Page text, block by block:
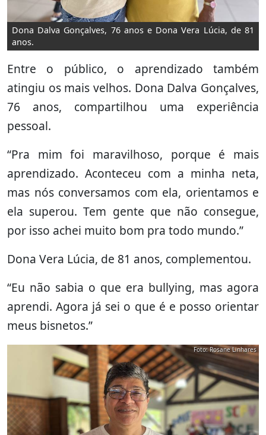
Dona Dalva Gonçalves, 76 anos e Dona Vera Lúcia, de 81
anos.
Entre o público, o aprendizado também
atingiu os mais velhos. Dona Dalva Gonçalves,
76 anos, compartilhou uma experiência
pessoal.
“Pra mim foi maravilhoso, porque é mais
aprendizado. Aconteceu com a minha neta,
mas nós conversamos com ela, orientamos e
ela superou. Tem gente que não consegue,
por isso achei muito bom pra todo mundo.”
Dona Vera Lúcia, de 81 anos, complementou.
“Eu não sabia o que era bullying, mas agora
aprendi. Agora já sei o que é e posso orientar
meus bisnetos.”
Foto: Rosane Linhares